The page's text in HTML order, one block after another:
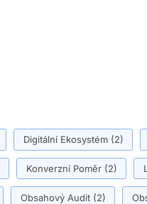
Digitální Ekosystém(2)
Konverzní Poměr(2)
Obsahový Audit(2)